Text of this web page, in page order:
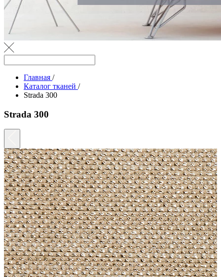
Главная /
Каталог тканей /
Strada 300
Strada 300